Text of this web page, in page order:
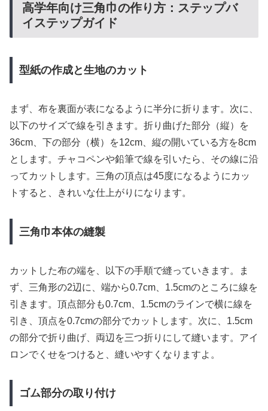
高学年向け三角巾の作り方：ステップバ
イステップガイド
型紙の作成と生地のカット
まず、布を裏面が表になるように半分に折ります。次に、
以下のサイズで線を引きます。折り曲げた部分（縦）を
36cm、下の部分（横）を12cm、縦の開いている方を8cm
とします。チャコペンや鉛筆で線を引いたら、その線に沿
ってカットします。三角の頂点は45度になるようにカッ
トすると、きれいな仕上がりになります。
三角巾本体の縫製
カットした布の端を、以下の手順で縫っていきます。ま
ず、三角形の2辺に、端から0.7cm、1.5cmのところに線を
引きます。頂点部分も0.7cm、1.5cmのラインで横に線を
引き、頂点を0.7cmの部分でカットします。次に、1.5cm
の部分で折り曲げ、両辺を三つ折りにして縫います。アイ
ロンでくせをつけると、縫いやすくなりますよ。
ゴム部分の取り付け